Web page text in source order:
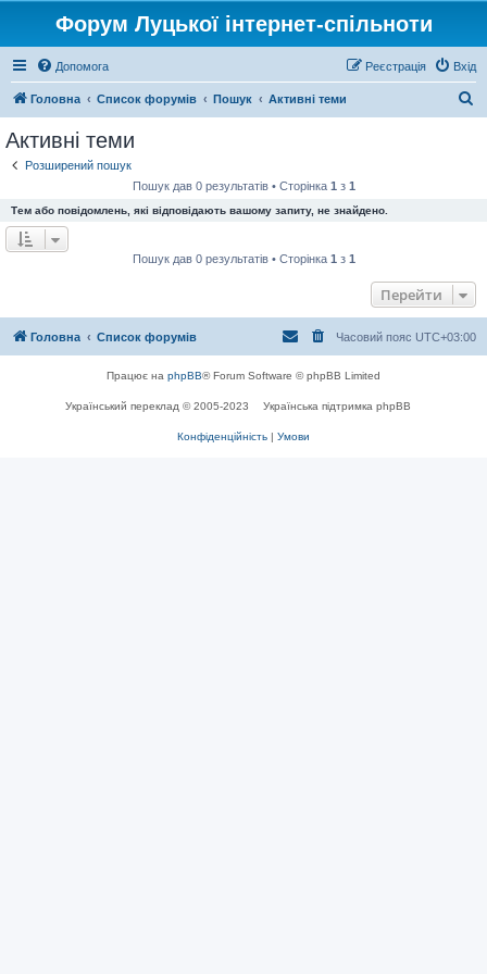
Форум Луцької інтернет-спільноти
Допомога Вхід
Реєстрація
Головна Список форумів Пошук Активні теми
Активні теми
Розширений пошук
Пошук дав 0 результатів • Сторінка 1 з 1
Тем або повідомлень, які відповідають вашому запиту, не знайдено.
Пошук дав 0 результатів • Сторінка 1 з 1
Перейти
Головна Список форумів Часовий пояс UTC+03:00
Працює на phpBB® Forum Software © phpBB Limited
Український переклад © 2005-2023 Українська підтримка phpBB
Конфіденційність | Умови